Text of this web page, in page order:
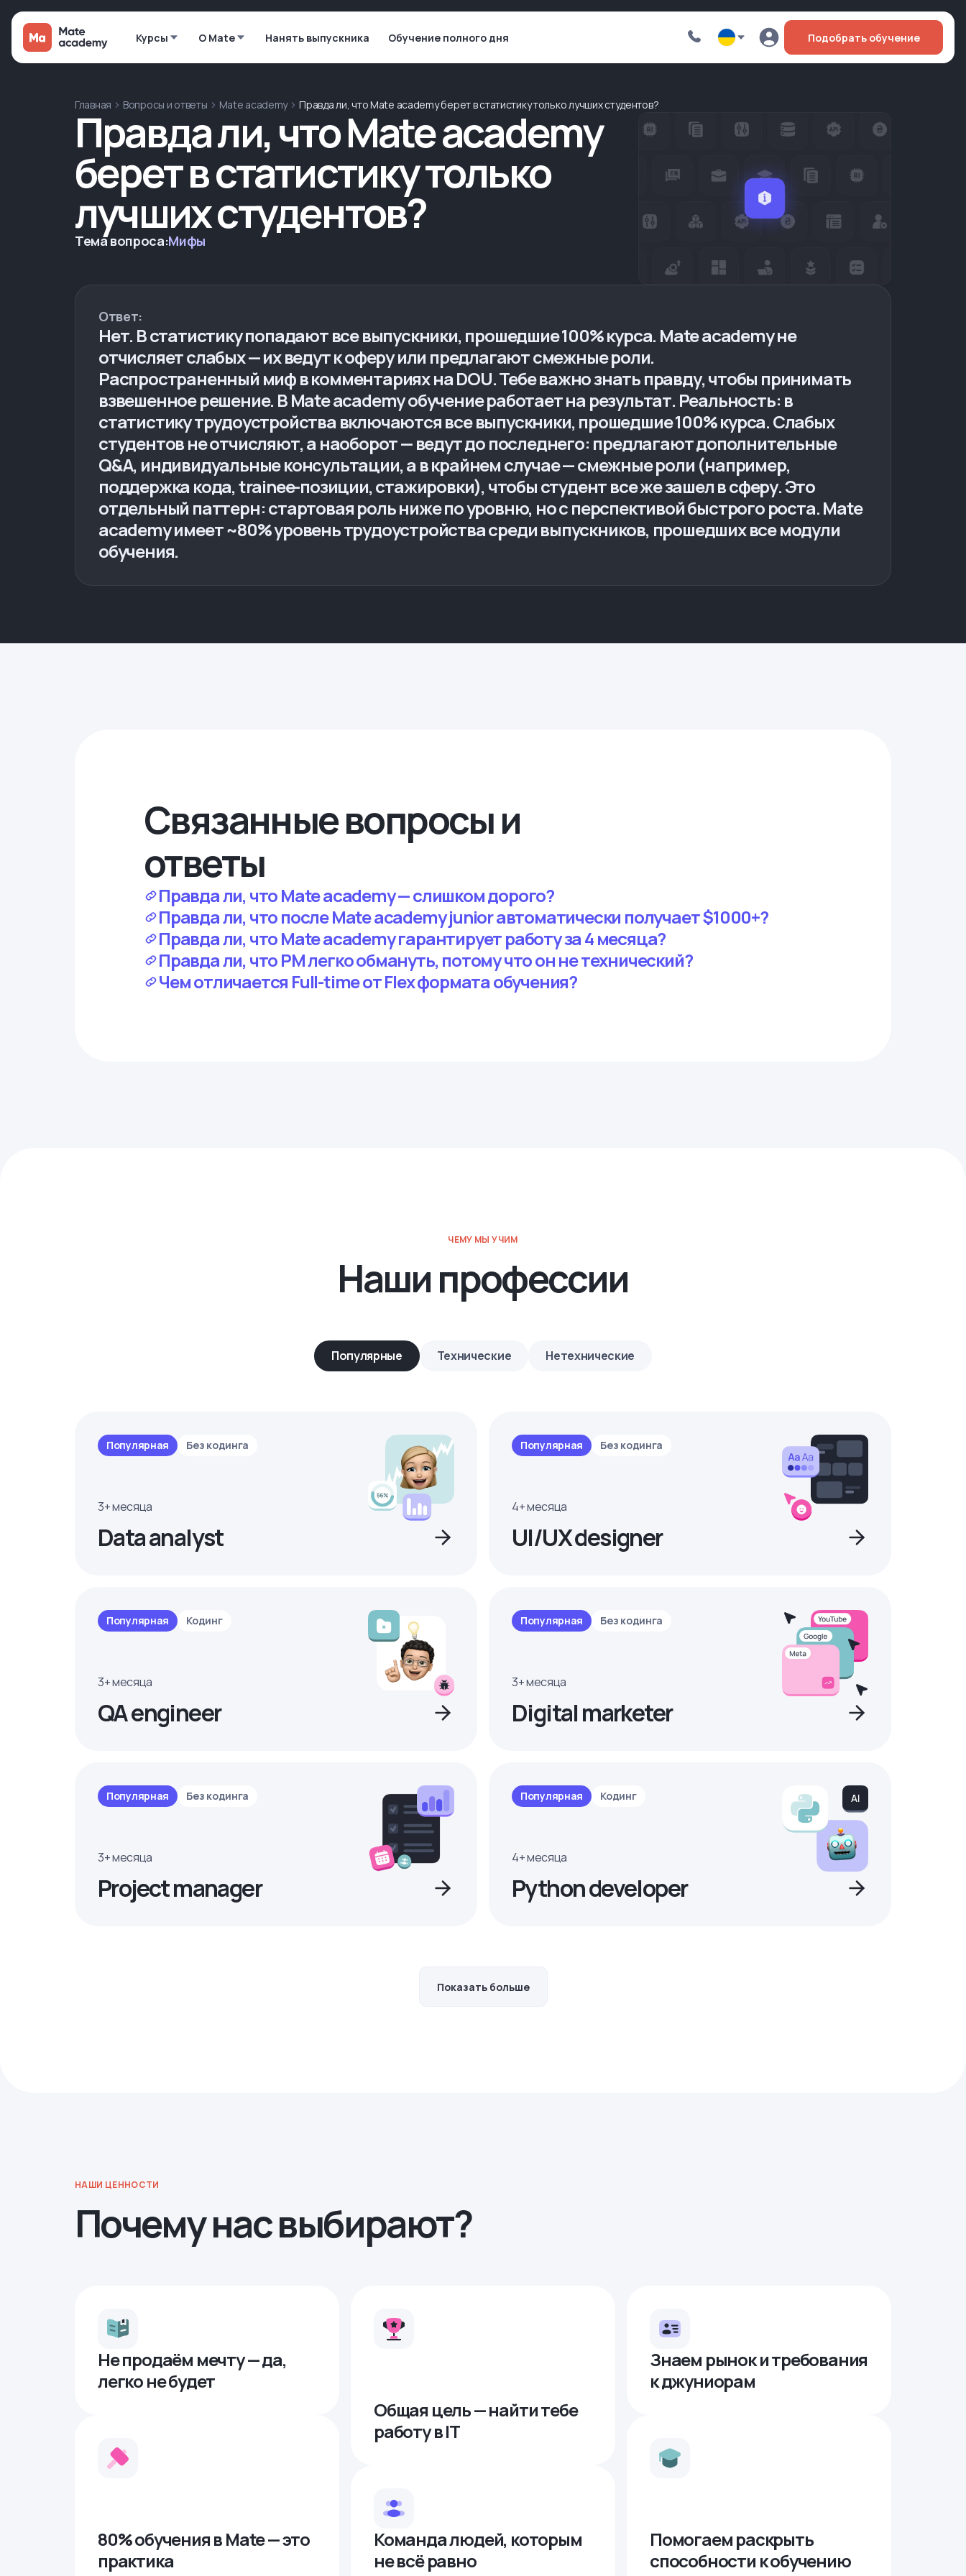
Курсы О Mate Нанять выпускника Обучение полного дня Подобрать обучение
Главная Вопросы и ответы Mate academy Правда ли, что Mate academy берет в статистику только лучших студентов?
Правда ли, что Mate academy
берет в статистику только
лучших студентов?
Тема вопроса:Мифы
Ответ:
Нет. В статистику попадают все выпускники, прошедшие 100% курса. Mate academy не
отчисляет слабых — их ведут к оферу или предлагают смежные роли.
Распространенный миф в комментариях на DOU. Тебе важно знать правду, чтобы принимать
взвешенное решение. В Mate academy обучение работает на результат. Реальность: в
статистику трудоустройства включаются все выпускники, прошедшие 100% курса. Слабых
студентов не отчисляют, а наоборот — ведут до последнего: предлагают дополнительные
Q&A, индивидуальные консультации, а в крайнем случае — смежные роли (например,
поддержка кода, trainee-позиции, стажировки), чтобы студент все же зашел в сферу. Это
отдельный паттерн: стартовая роль ниже по уровню, но с перспективой быстрого роста. Mate
academy имеет ~80% уровень трудоустройства среди выпускников, прошедших все модули
обучения.
Связанные вопросы и
ответы
Правда ли, что Mate academy — слишком дорого?
Правда ли, что после Mate academy junior автоматически получает $1000+?
Правда ли, что Mate academy гарантирует работу за 4 месяца?
Правда ли, что PM легко обмануть, потому что он не технический?
Чем отличается Full-time от Flex формата обучения?
ЧЕМУ МЫ УЧИМ
Наши профессии
Популярные Технические Нетехнические
Популярная Без кодинга
3+ месяца
Data analyst
Популярная Без кодинга
4+ месяца
UI/UX designer
Популярная Кодинг
3+ месяца
QA engineer
Популярная Без кодинга
3+ месяца
Digital marketer
Популярная Без кодинга
3+ месяца
Project manager
Популярная Кодинг
4+ месяца
Python developer
Показать больше
НАШИ ЦЕННОСТИ
Почему нас выбирают?
Не продаём мечту — да,
легко не будет
80% обучения в Mate — это
практика
Общая цель — найти тебе
работу в IТ
Команда людей, которым
не всё равно
Знаем рынок и требования
к джуниорам
Помогаем раскрыть
способности к обучению